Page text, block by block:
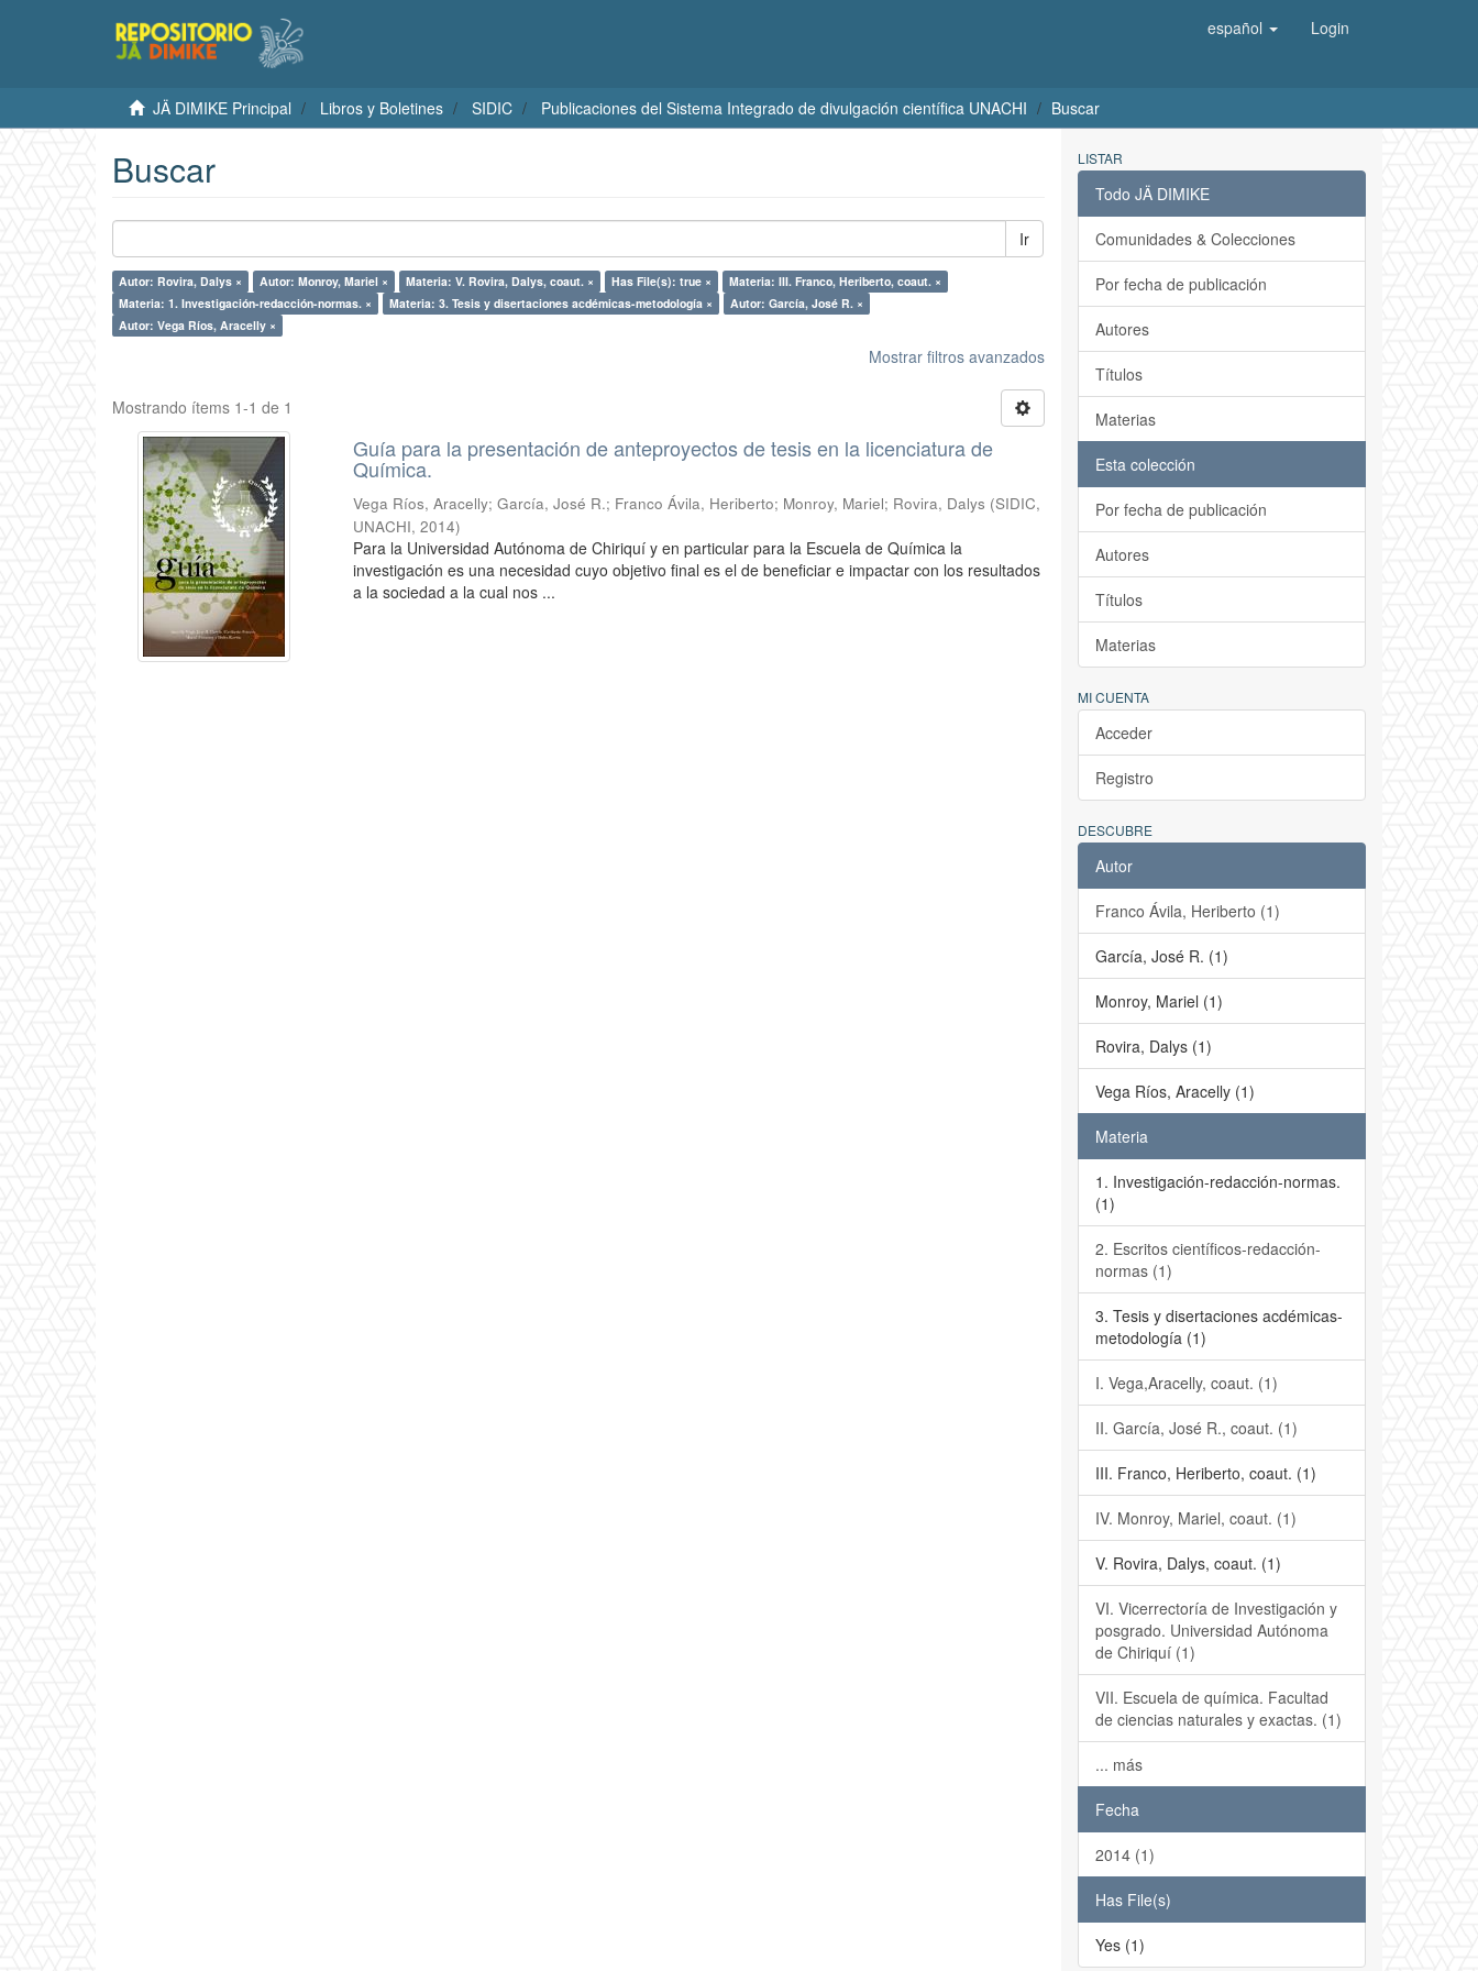
español Login
JÄ DIMIKE Principal Libros y Boletines SIDIC Publicaciones del Sistema Integrado de divulgación científica UNACHI Buscar
Buscar
Ir
Autor: Rovira, Dalys × Autor: Monroy, Mariel × Materia: V. Rovira, Dalys, coaut. × Has File(s): true ×
Materia: III. Franco, Heriberto, coaut. ×
Materia: 1. Investigación-redacción-normas. ×
Materia: 3. Tesis y disertaciones acdémicas-metodología ×
Autor: García, José R. ×
Autor: Vega Ríos, Aracelly ×
Mostrar filtros avanzados
Mostrando ítems 1-1 de 1
Guía para la presentación de anteproyectos de tesis en la licenciatura de
Química.
Vega Ríos, Aracelly;García, José R.; Franco Ávila, Heriberto; Monroy, Mariel; Rovira, Dalys (SIDIC,
UNACHI,2014)
Para la Universidad Autónoma de Chiriquí y en particular para la Escuela de Química la
investigación es una necesidad cuyo objetivo final es el de beneficiar e impactar con los resultados
a la sociedad a la cual nos ...
LISTAR
Todo JÄ DIMIKE
Comunidades & Colecciones
Por fecha de publicación
Autores
Títulos
Materias
Esta colección
Por fecha de publicación
Autores
Títulos
Materias
MI CUENTA
Acceder
Registro
DESCUBRE
Autor
Franco Ávila, Heriberto (1)
García, José R. (1)
Monroy, Mariel (1)
Rovira, Dalys (1)
Vega Ríos, Aracelly (1)
Materia
1. Investigación-redacción-normas.
(1)
2. Escritos científicos-redacción-
normas (1)
3. Tesis y disertaciones acdémicas-
metodología (1)
I. Vega,Aracelly, coaut. (1)
II. García, José R., coaut. (1)
III. Franco, Heriberto, coaut. (1)
IV. Monroy, Mariel, coaut. (1)
V. Rovira, Dalys, coaut. (1)
VI. Vicerrectoría de Investigación y
posgrado. Universidad Autónoma
de Chiriquí (1)
VII. Escuela de química. Facultad
de ciencias naturales y exactas. (1)
... más
Fecha
2014 (1)
Has File(s)
Yes (1)